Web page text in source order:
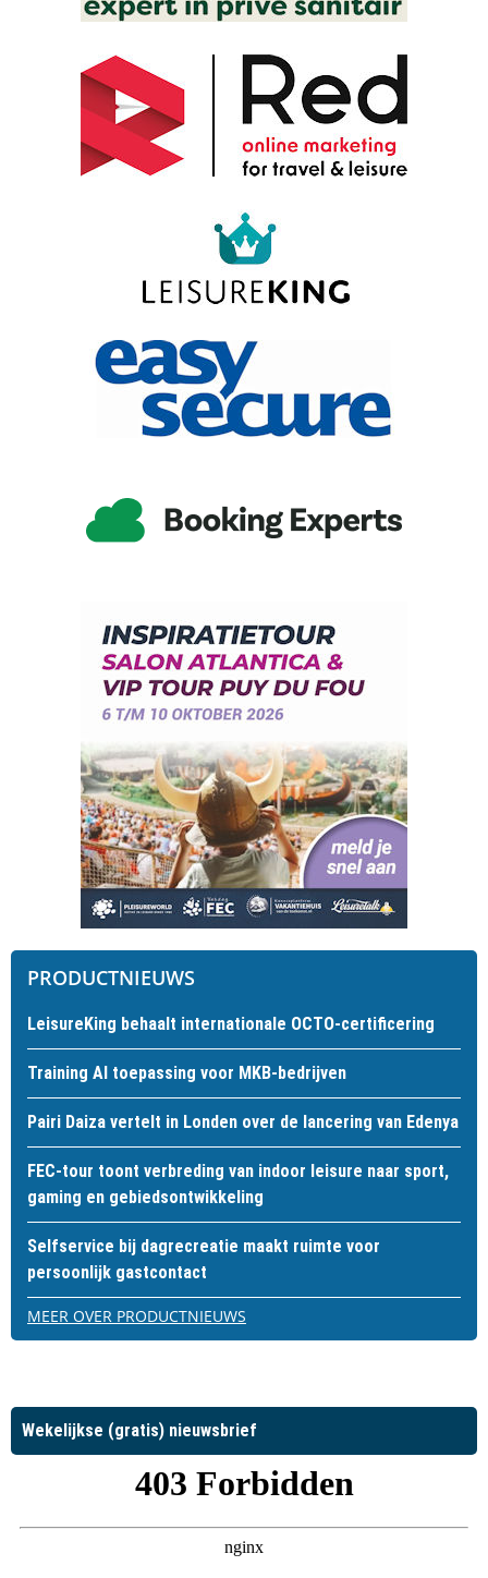
PRODUCTNIEUWS
LeisureKing behaalt internationale OCTO-certificering
Training AI toepassing voor MKB-bedrijven
Pairi Daiza vertelt in Londen over de lancering van Edenya
FEC-tour toont verbreding van indoor leisure naar sport,
gaming en gebiedsontwikkeling
Selfservice bij dagrecreatie maakt ruimte voor
persoonlijk gastcontact
MEER OVER PRODUCTNIEUWS
Wekelijkse (gratis) nieuwsbrief